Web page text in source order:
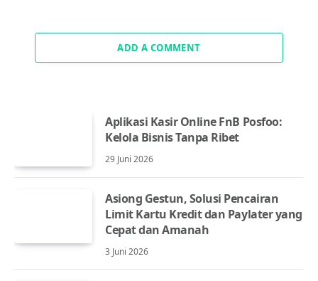
ADD A COMMENT
Aplikasi Kasir Online FnB Posfoo:
Kelola Bisnis Tanpa Ribet
29 Juni 2026
Asiong Gestun, Solusi Pencairan
Limit Kartu Kredit dan Paylater yang
Cepat dan Amanah
3 Juni 2026